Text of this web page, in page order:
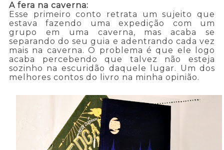
A fera na caverna:
Esse primeiro conto retrata um sujeito que
estava fazendo uma expedição com um
grupo em uma caverna, mas acaba se
separando do seu guia e adentrando cada vez
mais na caverna. O problema é que ele logo
acaba percebendo que talvez não esteja
sozinho na escuridão daquele lugar. Um dos
melhores contos do livro na minha opinião.